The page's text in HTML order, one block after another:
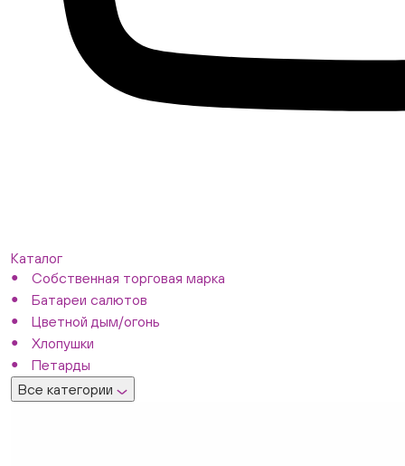
Каталог
Собственная торговая марка
Батареи салютов
Цветной дым/огонь
Хлопушки
Петарды
Все категории